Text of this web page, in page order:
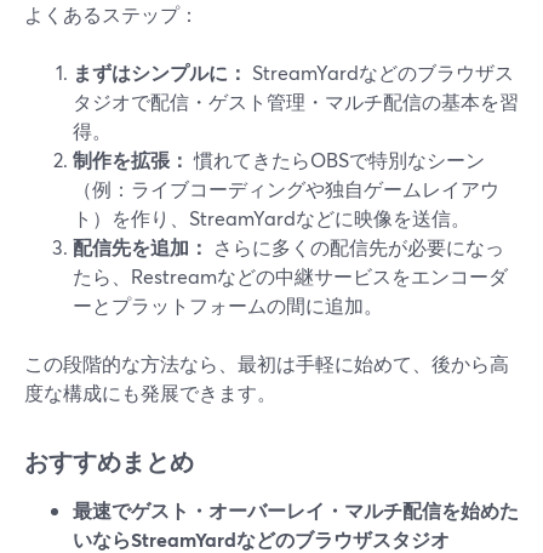
よくあるステップ：
まずはシンプルに： StreamYardなどのブラウザス
タジオで配信・ゲスト管理・マルチ配信の基本を習
得。
制作を拡張： 慣れてきたらOBSで特別なシーン
（例：ライブコーディングや独自ゲームレイアウ
ト）を作り、StreamYardなどに映像を送信。
配信先を追加： さらに多くの配信先が必要になっ
たら、Restreamなどの中継サービスをエンコーダ
ーとプラットフォームの間に追加。
この段階的な方法なら、最初は手軽に始めて、後から高
度な構成にも発展できます。
おすすめまとめ
最速でゲスト・オーバーレイ・マルチ配信を始めた
いならStreamYardなどのブラウザスタジオ